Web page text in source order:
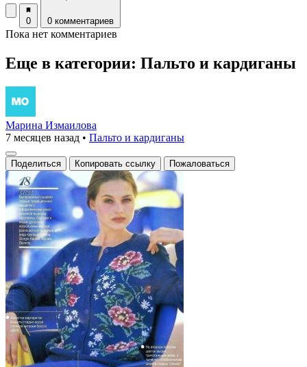
0 0 комментариев
Пока нет комментариев
Еще в категории: Пальто и кардиганы
Марина Измаилова
7 месяцев назад • Пальто и кардиганы
Поделиться Копировать ссылку Пожаловаться